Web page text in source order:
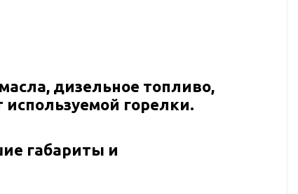
дизельное топливо,
используемой горелки.
габариты и